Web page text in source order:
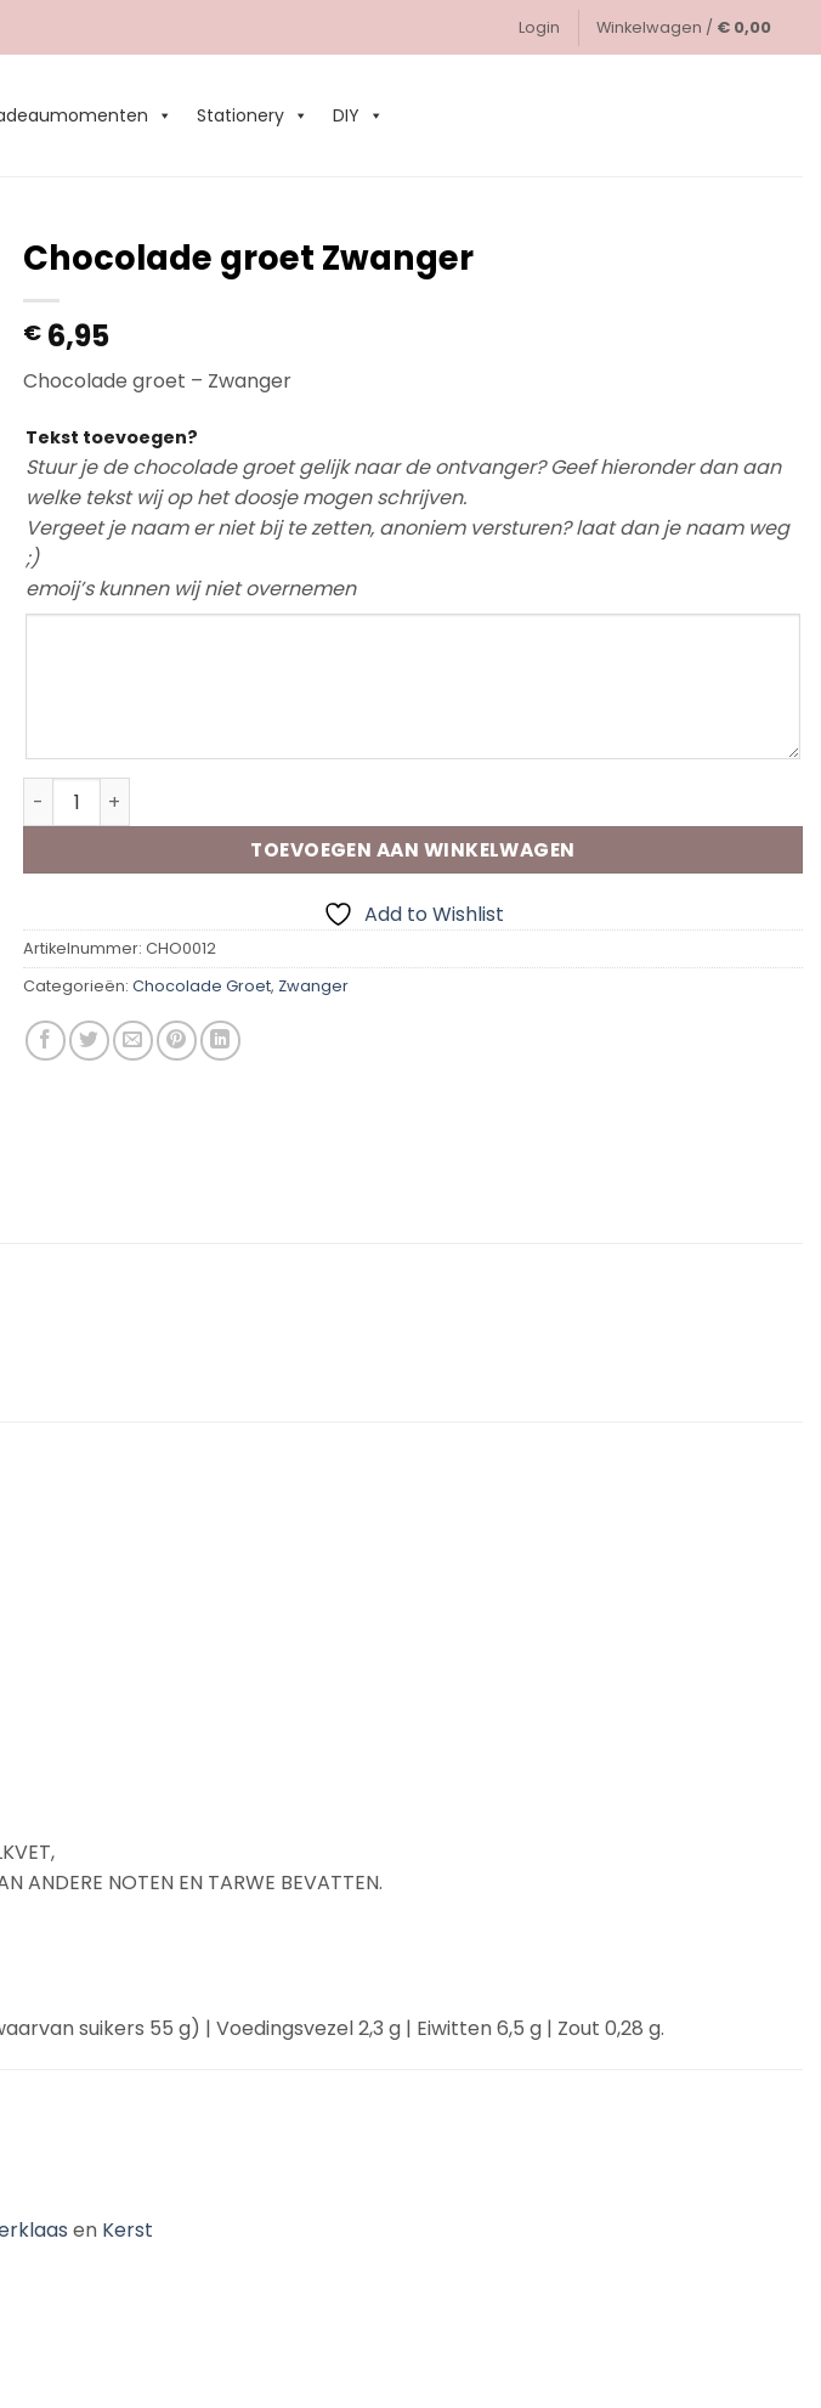
Login Winkelwagen / € 0,00
Stationery DIY
Chocolade groet Zwanger
€ 6,95
Chocolade groet – Zwanger
Tekst toevoegen?
Stuur je de chocolade groet gelijk naar de ontvanger? Geef hieronder dan aan
welke tekst wij op het doosje mogen schrijven.
Vergeet je naam er niet bij te zetten, anoniem versturen? laat dan je naam weg
;)
emoij’s kunnen wij niet overnemen
Chocolade groet Zwanger aantal
TOEVOEGEN AAN WINKELWAGEN
Add to Wishlist
Artikelnummer: CHO0012
Categorieën: Chocolade Groet, Zwanger
VET,
NOTEN EN TARWE BEVATTEN.
suikers 55 g) | Voedingsvezel 2,3 g | Eiwitten 6,5 g | Zout 0,28 g.
en Kerst